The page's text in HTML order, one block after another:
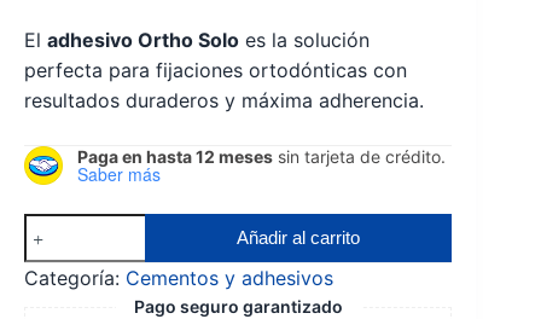
El adhesivo Ortho Solo es la solución
perfecta para fijaciones ortodónticas con
resultados duraderos y máxima adherencia.
Paga en hasta 12 meses sin tarjeta de crédito.
Saber más
Ortho
Solo
Añadir al carrito
Categoría: Cementos y adhesivos
Pago seguro garantizado